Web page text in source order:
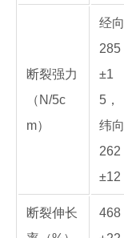
断裂强力
（N/5c
m）
经向
285
±1
5，
纬向
262
±12
断裂伸长
468